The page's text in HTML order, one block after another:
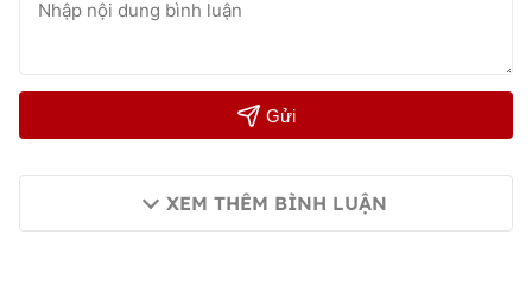
Gửi
XEM THÊM BÌNH LUẬN